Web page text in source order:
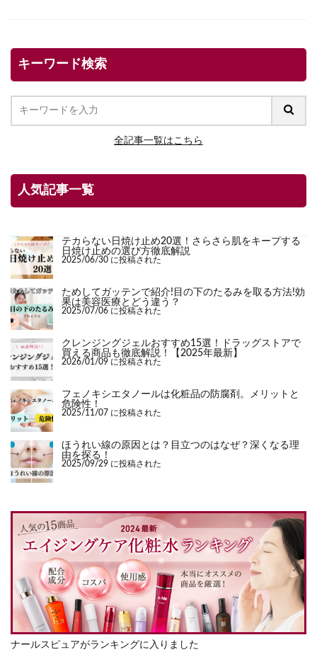
キーワード検索
全記事一覧はこちら
人気記事一覧
テカらない日焼け止め20選！さらさら肌をキープする
日焼け止めの選び方徹底解説
2025/06/30 に投稿された
ためしてガッテンで紹介!目の下のたるみを取る方法!効
果は美容医療とどう違う？
2025/07/06 に投稿された
クレンジングジェルおすすめ15選！ドラッグストアで
買える商品も徹底解説！【2025年最新】
2026/01/09 に投稿された
フェノキシエタノールは化粧品の防腐剤。メリットと
危険性！
2025/11/07 に投稿された
ほうれい線の原因とは？目立つのはなぜ？深くなる理
由を探る！
2025/09/29 に投稿された
ナールスピュアがランキングに入りました